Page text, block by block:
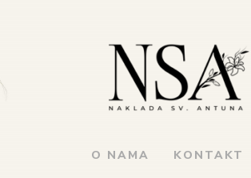
O NAMA KONTAKT